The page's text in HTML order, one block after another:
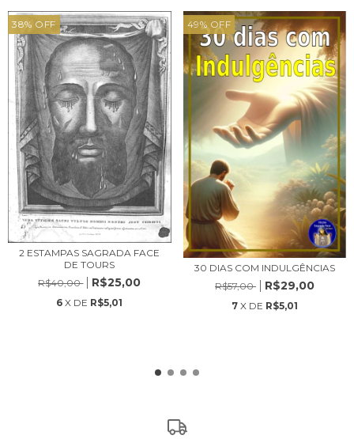
38% OFF
2 ESTAMPAS SAGRADA FACE
DE TOURS
R$40,00
R$25,00
6 X DE R$5,01
49% OFF
30 DIAS COM INDULGÊNCIAS
R$57,00
R$29,00
7 X DE R$5,01